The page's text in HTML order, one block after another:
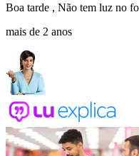
Boa tarde , Não tem luz no
mais de 2 anos